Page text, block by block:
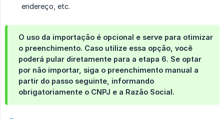
endereço, etc.
O uso da importação é opcional e serve para otimizar
o preenchimento. Caso utilize essa opção, você
poderá pular diretamente para a etapa 6. Se optar
por não importar, siga o preenchimento manual a
partir do passo seguinte, informando
obrigatoriamente o CNPJ e a Razão Social.